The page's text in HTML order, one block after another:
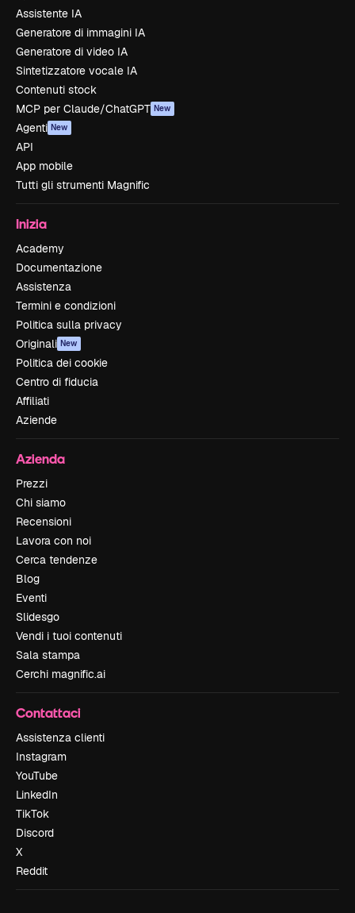
Assistente IA
Generatore di immagini IA
Generatore di video IA
Sintetizzatore vocale IA
Contenuti stock
MCP per Claude/ChatGPT New
Agenti New
API
App mobile
Tutti gli strumenti Magnific
Inizia
Academy
Documentazione
Assistenza
Termini e condizioni
Politica sulla privacy
Originali New
Politica dei cookie
Centro di fiducia
Affiliati
Aziende
Azienda
Prezzi
Chi siamo
Recensioni
Lavora con noi
Cerca tendenze
Blog
Eventi
Slidesgo
Vendi i tuoi contenuti
Sala stampa
Cerchi magnific.ai
Contattaci
Assistenza clienti
Instagram
YouTube
LinkedIn
TikTok
Discord
X
Reddit